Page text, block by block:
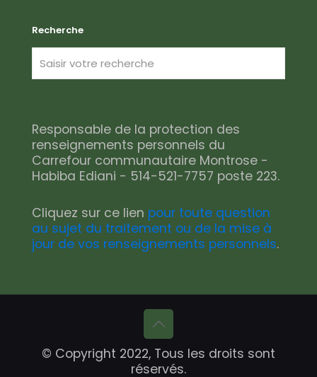
Recherche
Responsable de la protection des
renseignements personnels du
Carrefour communautaire Montrose -
Habiba Ediani - 514-521-7757 poste 223.
Cliquez sur ce lien pour toute question
au sujet du traitement ou de la mise à
jour de vos renseignements personnels.
© Copyright 2022, Tous les droits sont
réservés.